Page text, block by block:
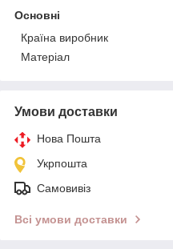
Основні
Країна виробник
Матеріал
Умови доставки
Нова Пошта
Укрпошта
Самовивіз
Всі умови доставки